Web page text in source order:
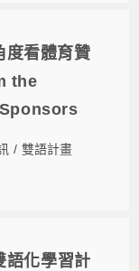
度看體育贊
the
/ 雙語計畫
語化學習計